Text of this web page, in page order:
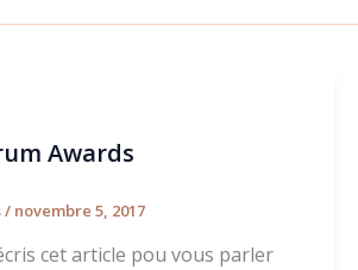
Awards
/ novembre 5, 2017
cet article pou vous parler